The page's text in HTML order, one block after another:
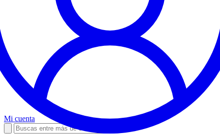
Mi cuenta